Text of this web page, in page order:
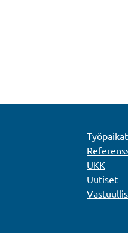
Työpaikat
UKK
Uutiset